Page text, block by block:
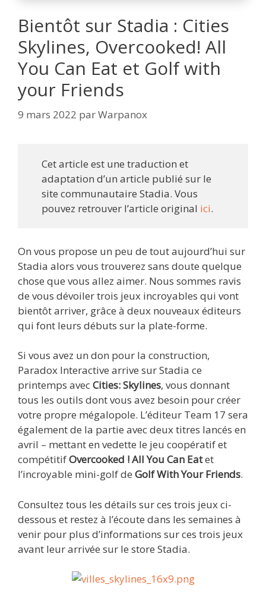
Bientôt sur Stadia : Cities
Skylines, Overcooked! All
You Can Eat et Golf with
your Friends
9 mars 2022 parWarpanox
Cet article est une traduction et
adaptation d’un article publié sur le
site communautaire Stadia. Vous
pouvez retrouver l’article original ici.
On vous propose un peu de tout aujourd’hui sur
Stadia alors vous trouverez sans doute quelque
chose que vous allez aimer. Nous sommes ravis
de vous dévoiler trois jeux incroyables qui vont
bientôt arriver, grâce à deux nouveaux éditeurs
qui font leurs débuts sur la plate-forme.
Si vous avez un don pour la construction,
Paradox Interactive arrive sur Stadia ce
printemps avecCities: Skylines, vous donnant
tous les outils dont vous avez besoin pour créer
votre propre mégalopole. L’éditeur Team 17 sera
également de la partie avec deux titres lancés en
avril – mettant en vedette le jeu coopératif et
compétitifOvercooked ! All You Can Eatet
l’incroyable mini-golf de Golf With Your Friends.
Consultez tous les détails sur ces trois jeux ci-
dessous et restez à l’écoute dans les semaines à
venir pour plus d’informations sur ces trois jeux
avant leur arrivée sur le store Stadia.